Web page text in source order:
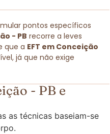
pontos específicos
- PB recorre a leves
que a EFT em Conceição
já que não exige
- PB e
as técnicas baseiam-se